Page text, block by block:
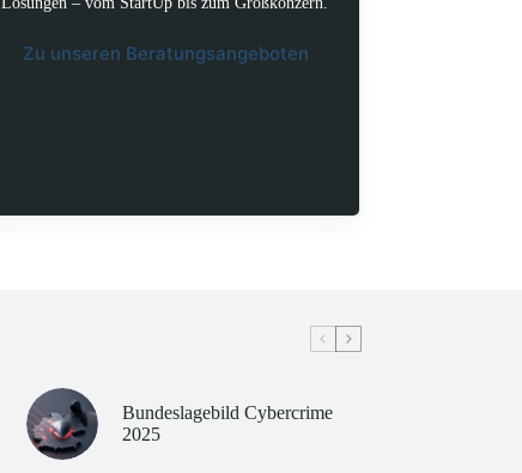
Zu unseren Beratungsangeboten
Bundeslagebild Cybercrime
2025